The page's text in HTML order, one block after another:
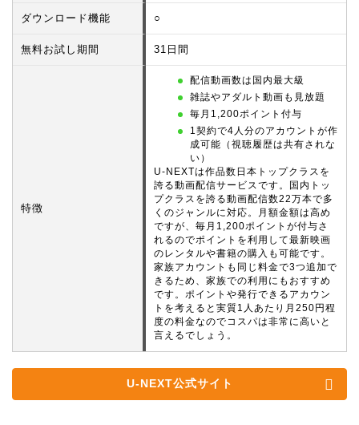
ダウンロード機能 ○
無料お試し期間 31日間
特徴
配信動画数は国内最大級
雑誌やアダルト動画も見放題
毎月1,200ポイント付与
1契約で4人分のアカウントが作
成可能（視聴履歴は共有されな
い）
U-NEXTは作品数日本トップクラスを
誇る動画配信サービスです。国内トッ
プクラスを誇る動画配信数22万本で多
くのジャンルに対応。月額金額は高め
ですが、毎月1,200ポイントが付与さ
れるのでポイントを利用して最新映画
のレンタルや書籍の購入も可能です。
家族アカウントも同じ料金で3つ追加で
きるため、家族での利用にもおすすめ
です。ポイントや発行できるアカウン
トを考えると実質1人あたり月250円程
度の料金なのでコスパは非常に高いと
言えるでしょう。
U-NEXT公式サイト